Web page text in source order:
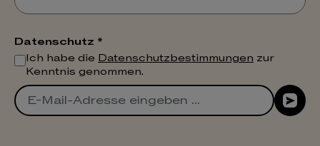
Datenschutz *
Ich habe die Datenschutzbestimmungen zur
Kenntnis genommen.